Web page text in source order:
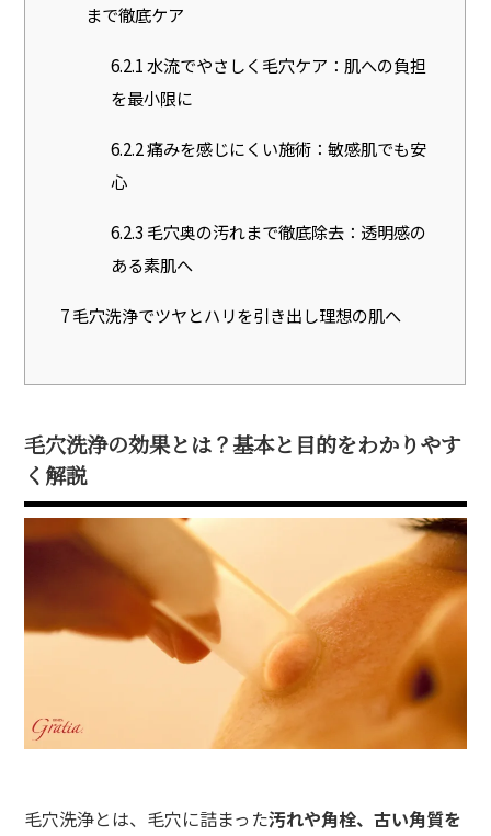
まで徹底ケア
6.2.1水流でやさしく毛穴ケア：肌への負担
を最小限に
6.2.2痛みを感じにくい施術：敏感肌でも安
心
6.2.3 毛穴奥の汚れまで徹底除去：透明感の
ある素肌へ
7毛穴洗浄でツヤとハリを引き出し理想の肌へ
毛穴洗浄の効果とは？基本と目的をわかりやす
く解説
毛穴洗浄とは、毛穴に詰まった汚れや角栓、古い角質を